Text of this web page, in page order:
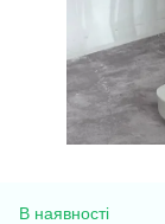
В наявності